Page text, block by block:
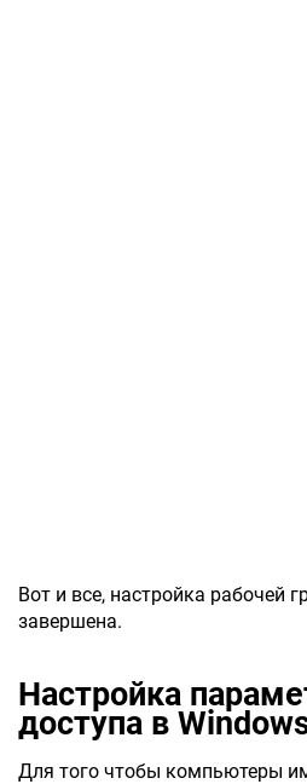
Вот и все, настройка рабочей
завершена.
Настройка
доступа в
Для того чтобы компьютеры